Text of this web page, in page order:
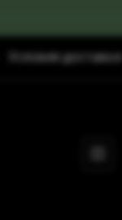
Условия доставки